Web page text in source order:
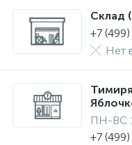
Склад
+7
Нет
ПН-ВС
+7